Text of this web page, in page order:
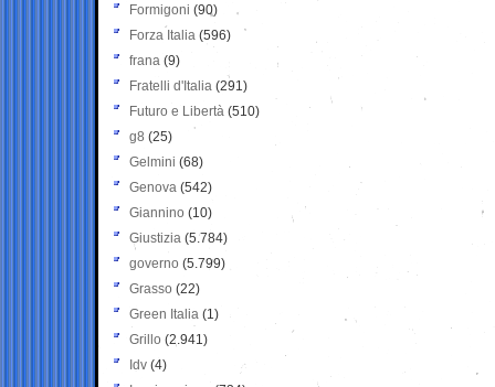
Formigoni (90)
Forza Italia (596)
frana (9)
Fratelli d'Italia (291)
Futuro e Libertà (510)
g8 (25)
Gelmini (68)
Genova (542)
Giannino (10)
Giustizia (5.784)
governo (5.799)
Grasso (22)
Green Italia (1)
Grillo (2.941)
Idv (4)